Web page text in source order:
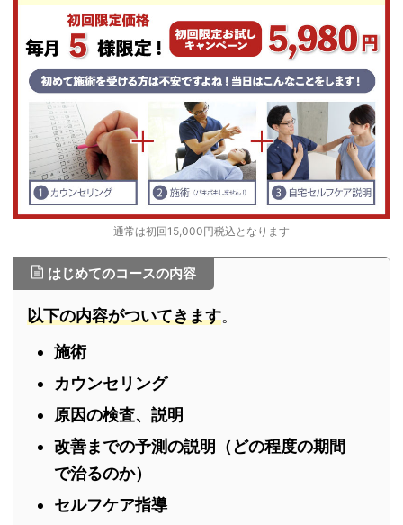
通常は初回15,000円税込となります
はじめてのコースの内容
以下の内容がついてきます。
施術
カウンセリング
原因の検査、説明
改善までの予測の説明（どの程度の期間
で治るのか）
セルフケア指導